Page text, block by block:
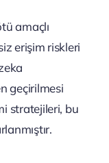
amaçlı
erişim riskleri
geçirilmesi
stratejileri, bu